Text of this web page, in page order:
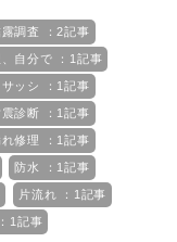
露調査 ：2記事
自分で ：1記事
ッシ ：1記事
震診断 ：1記事
れ修理 ：1記事
防水 ：1記事
片流れ ：1記事
1記事